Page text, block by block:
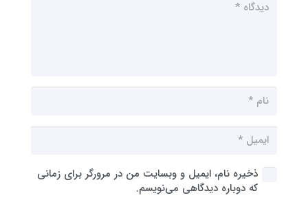
ذخیره نام، ایمیل و وبسایت من در مرورگر برای زمانی
که دوباره دیدگاهی می‌نویسم.